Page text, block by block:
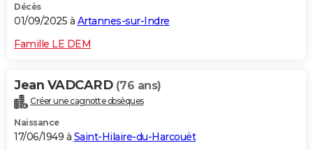
Décès
01/09/2025 à Artannes-sur-Indre
Famille LE DEM
Jean VADCARD (76 ans)
Créer une cagnotte obsèques
Naissance
17/06/1949 à Saint-Hilaire-du-Harcouët